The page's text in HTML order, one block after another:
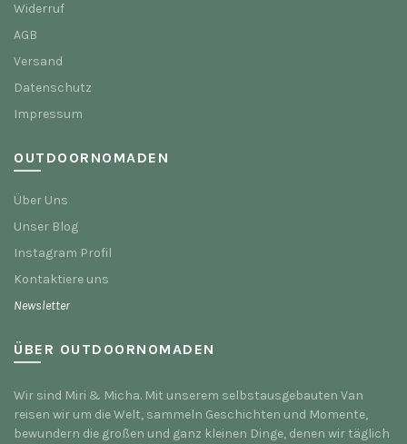
Widerruf
AGB
Versand
Datenschutz
Impressum
OUTDOORNOMADEN
Über Uns
Unser Blog
Instagram Profil
Kontaktiere uns
Newsletter
ÜBER OUTDOORNOMADEN
Wir sind Miri & Micha. Mit unserem selbstausgebauten Van
reisen wir um die Welt, sammeln Geschichten und Momente,
bewundern die großen und ganz kleinen Dinge, denen wir täglich